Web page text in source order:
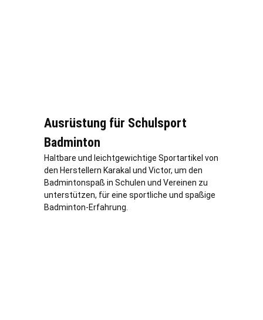
Ausrüstung für Schulsport
Badminton
Haltbare und leichtgewichtige Sportartikel von
den Herstellern Karakal und Victor, um den
Badmintonspaß in Schulen und Vereinen zu
unterstützen, für eine sportliche und spaßige
Badminton-Erfahrung.